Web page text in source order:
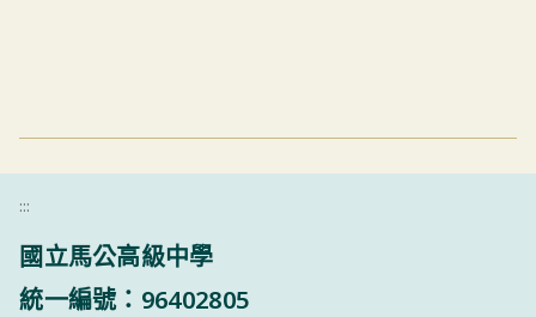
:::
國立馬公高級中學
統一編號：96402805